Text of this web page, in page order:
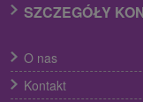
SZCZEGÓŁY
O nas
Kontakt